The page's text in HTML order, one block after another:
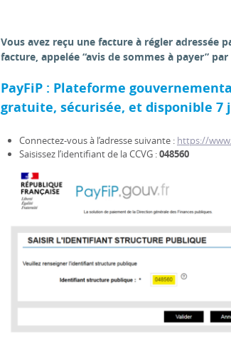
Vous avez reçu une facture à régler adressée
facture, appelée “avis de sommes à payer”
PayFiP : Plateforme
gratuite, sécurisée, et disponible 7
Connectez-vous à l’adresse suivante : https://
Saisissez l’identifiant de la CCVG :048560